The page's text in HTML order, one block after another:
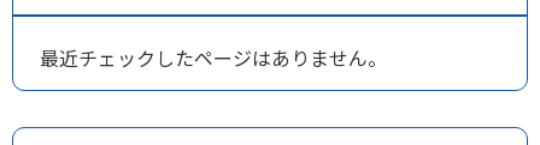
最近チェックしたページはありません。